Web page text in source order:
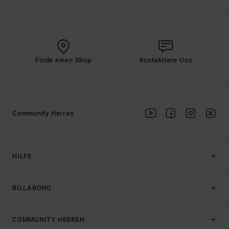
Finde einen Shop Kontaktiere Uns
HILFE
BILLABONG
Community Herren
COMMUNITY HERREN